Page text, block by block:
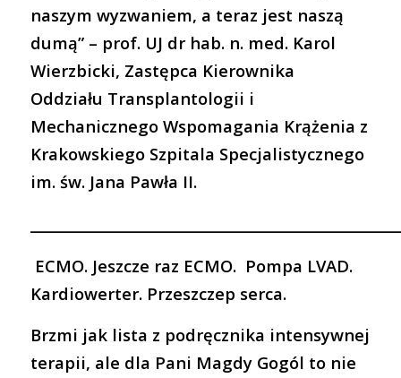
naszym wyzwaniem, a teraz jest naszą
dumą” – prof. UJ dr hab. n. med. Karol
Wierzbicki, Zastępca Kierownika
Oddziału Transplantologii i
Mechanicznego Wspomagania Krążenia z
Krakowskiego Szpitala Specjalistycznego
im. św. Jana Pawła II.
ECMO. Jeszcze raz ECMO. Pompa LVAD.
Kardiowerter. Przeszczep serca.
Brzmi jak lista z podręcznika intensywnej
terapii, ale dla Pani Magdy Gogól to nie